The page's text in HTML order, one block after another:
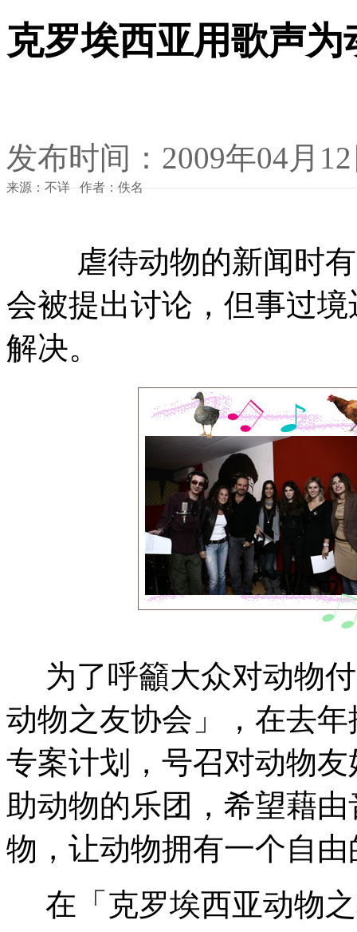
克罗埃西亚用歌声
发布时间：2009年04月
来源：不详 作者：佚名
虐待动物的新闻时有
会被提出讨论，但事过
解决。
为了呼籲大众对动物
动物之友协会」，在去
专案计划，号召对动物
助动物的乐团，希望藉
物，让动物拥有一个自
在「克罗埃西亚动物